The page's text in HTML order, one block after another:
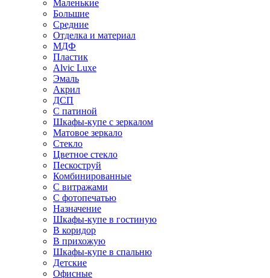
Маленькие
Большие
Средние
Отделка и материал
МДФ
Пластик
Alvic Luxe
Эмаль
Акрил
ДСП
С патиной
Шкафы-купе с зеркалом
Матовое зеркало
Стекло
Цветное стекло
Пескоструй
Комбинированные
С витражами
С фотопечатью
Назначение
Шкафы-купе в гостиную
В коридор
В прихожую
Шкафы-купе в спальню
Детские
Офисные